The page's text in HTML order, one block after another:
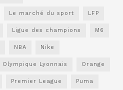
Le marché du sport LFP
Ligue des champions M6
NBA Nike
Olympique Lyonnais Orange
Premier League Puma